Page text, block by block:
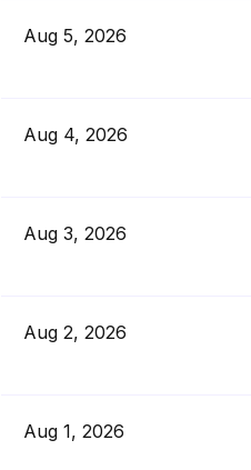
Aug 5, 2026
Aug 4, 2026
Aug 3, 2026
Aug 2, 2026
Aug 1, 2026